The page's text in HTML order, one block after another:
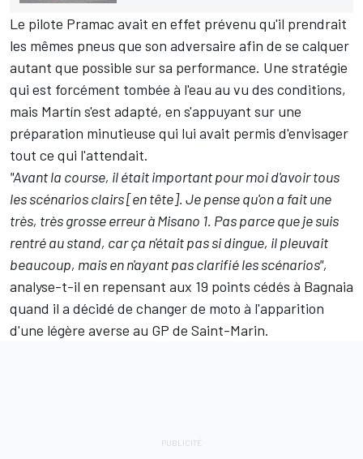
Le pilote Pramac avait en effet prévenu qu'il prendrait
les mêmes pneus que son adversaire afin de se calquer
autant que possible sur sa performance. Une stratégie
qui est forcément tombée à l'eau au vu des conditions,
mais Martín s'est adapté, en s'appuyant sur une
préparation minutieuse qui lui avait permis d'envisager
tout ce qui l'attendait.
"Avant la course, il était important pour moi d'avoir tous
les scénarios clairs [en tête]. Je pense qu'on a fait une
très, très grosse erreur à Misano 1. Pas parce que je suis
rentré au stand, car ça n'était pas si dingue, il pleuvait
beaucoup, mais en n'ayant pas clarifié les scénarios",
analyse-t-il en repensant aux 19 points cédés à Bagnaia
quand il a décidé de changer de moto à l'apparition
d'une légère averse au GP de Saint-Marin.